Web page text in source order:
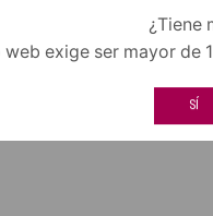
¿Tiene
web exige ser mayor de
SÍ